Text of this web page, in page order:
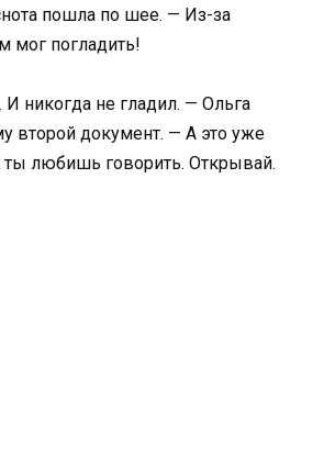
пошла по шее. — Из-за
мог погладить!
никогда не гладил. — Ольга
второй документ. — А это уже
ты любишь говорить. Открывай.